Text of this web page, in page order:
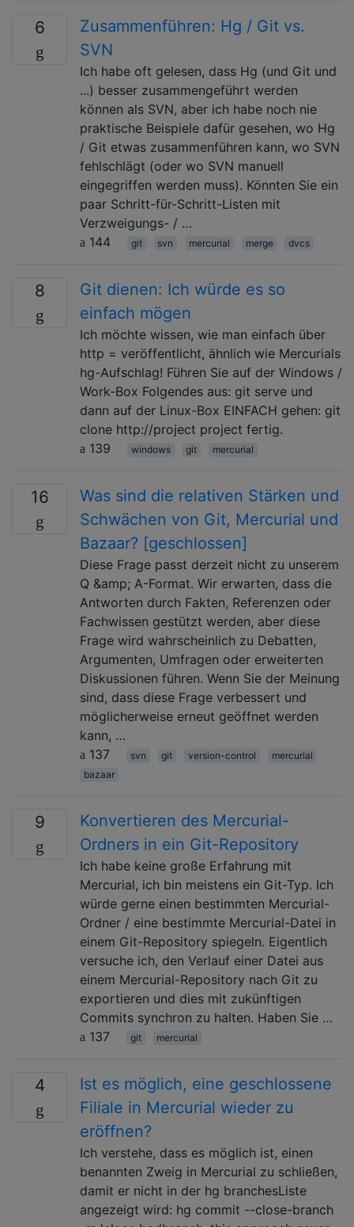
6
Zusammenführen: Hg / Git vs.
SVN
Ich habe oft gelesen, dass Hg (und Git und
...) besser zusammengeführt werden
können als SVN, aber ich habe noch nie
praktische Beispiele dafür gesehen, wo Hg
/ Git etwas zusammenführen kann, wo SVN
fehlschlägt (oder wo SVN manuell
eingegriffen werden muss). Könnten Sie ein
paar Schritt-für-Schritt-Listen mit
Verzweigungs- / …
144
git svn mercurial merge dvcs
8
Git dienen: Ich würde es so
einfach mögen
Ich möchte wissen, wie man einfach über
http = veröffentlicht, ähnlich wie Mercurials
hg-Aufschlag! Führen Sie auf der Windows /
Work-Box Folgendes aus: git serve und
dann auf der Linux-Box EINFACH gehen: git
clone http://project project fertig.
139
windows git mercurial
16
Was sind die relativen Stärken und
Schwächen von Git, Mercurial und
Bazaar? [geschlossen]
Diese Frage passt derzeit nicht zu unserem
Q &amp; A-Format. Wir erwarten, dass die
Antworten durch Fakten, Referenzen oder
Fachwissen gestützt werden, aber diese
Frage wird wahrscheinlich zu Debatten,
Argumenten, Umfragen oder erweiterten
Diskussionen führen. Wenn Sie der Meinung
sind, dass diese Frage verbessert und
möglicherweise erneut geöffnet werden
kann, …
137
svn git version-control
mercurial
bazaar
9
Konvertieren des Mercurial-
Ordners in ein Git-Repository
Ich habe keine große Erfahrung mit
Mercurial, ich bin meistens ein Git-Typ. Ich
würde gerne einen bestimmten Mercurial-
Ordner / eine bestimmte Mercurial-Datei in
einem Git-Repository spiegeln. Eigentlich
versuche ich, den Verlauf einer Datei aus
einem Mercurial-Repository nach Git zu
exportieren und dies mit zukünftigen
Commits synchron zu halten. Haben Sie …
137
git mercurial
4
Ist es möglich, eine geschlossene
Filiale in Mercurial wieder zu
eröffnen?
Ich verstehe, dass es möglich ist, einen
benannten Zweig in Mercurial zu schließen,
damit er nicht in der hg branchesListe
angezeigt wird: hg commit --close-branch